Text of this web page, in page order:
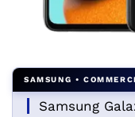
Samsung